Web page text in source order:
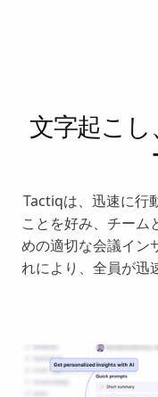
文字起こし
Tactiqは、迅速に行
ことを好み、チーム
めの適切な会議イン
れにより、全員が迅